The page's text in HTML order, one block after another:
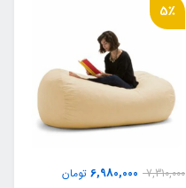
5٪
7,310,000
6,980,000 تومان